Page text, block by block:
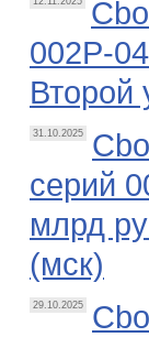
002P-
Второй
31.10.2025
серий
млрд
(мск)
29.10.2025